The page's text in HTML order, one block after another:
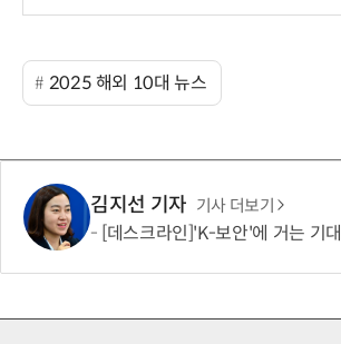
보
2025 해외 10대 뉴스
김지선 기자 기사 더보기
[데스크라인]'K-보안'에 거는 기대